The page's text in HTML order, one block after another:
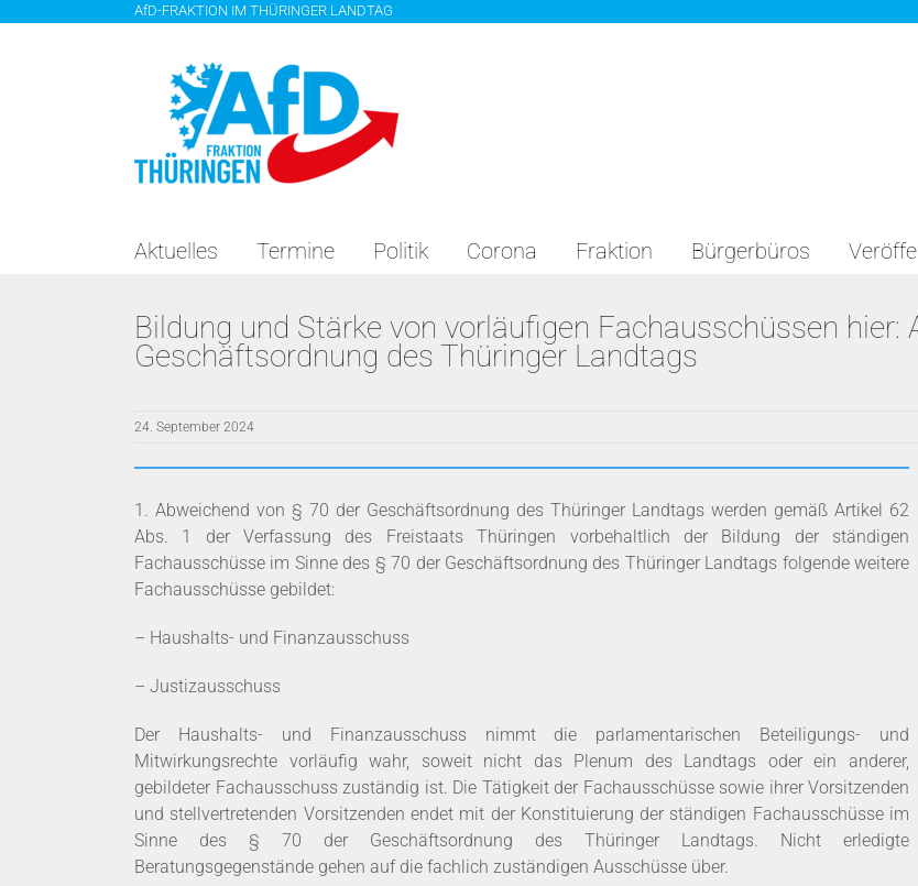
AfD-FRAKTION IM THÜRINGER LANDTAG
Aktuelles Termine Politik Corona Fraktion Bürgerbüros
Bildung und Stärke von vorläufigen Fachausschüssen hier:
Geschäftsordnung des Thüringer Landtags
24. September 2024
1. Abweichend von § 70 der Geschäftsordnung des Thüringer Landtags werden gemäß Artikel 62
Abs. 1 der Verfassung des Freistaats Thüringen vorbehaltlich der Bildung der ständigen
Fachausschüsse im Sinne des § 70 der Geschäftsordnung des Thüringer Landtags folgende weitere
Fachausschüsse gebildet:
– Haushalts- und Finanzausschuss
– Justizausschuss
Der Haushalts- und Finanzausschuss nimmt die parlamentarischen Beteiligungs- und
Mitwirkungsrechte vorläufig wahr, soweit nicht das Plenum des Landtags oder ein anderer,
gebildeter Fachausschuss zuständig ist. Die Tätigkeit der Fachausschüsse sowie ihrer Vorsitzenden
und stellvertretenden Vorsitzenden endet mit der Konstituierung der ständigen Fachausschüsse im
Sinne des § 70 der Geschäftsordnung des Thüringer Landtags. Nicht erledigte
Beratungsgegenstände gehen auf die fachlich zuständigen Ausschüsse über.